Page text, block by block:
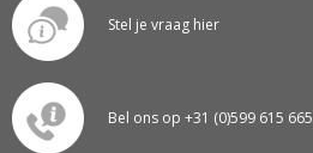
Stel je vraag hier
Bel ons op +31 (0)599 615 665